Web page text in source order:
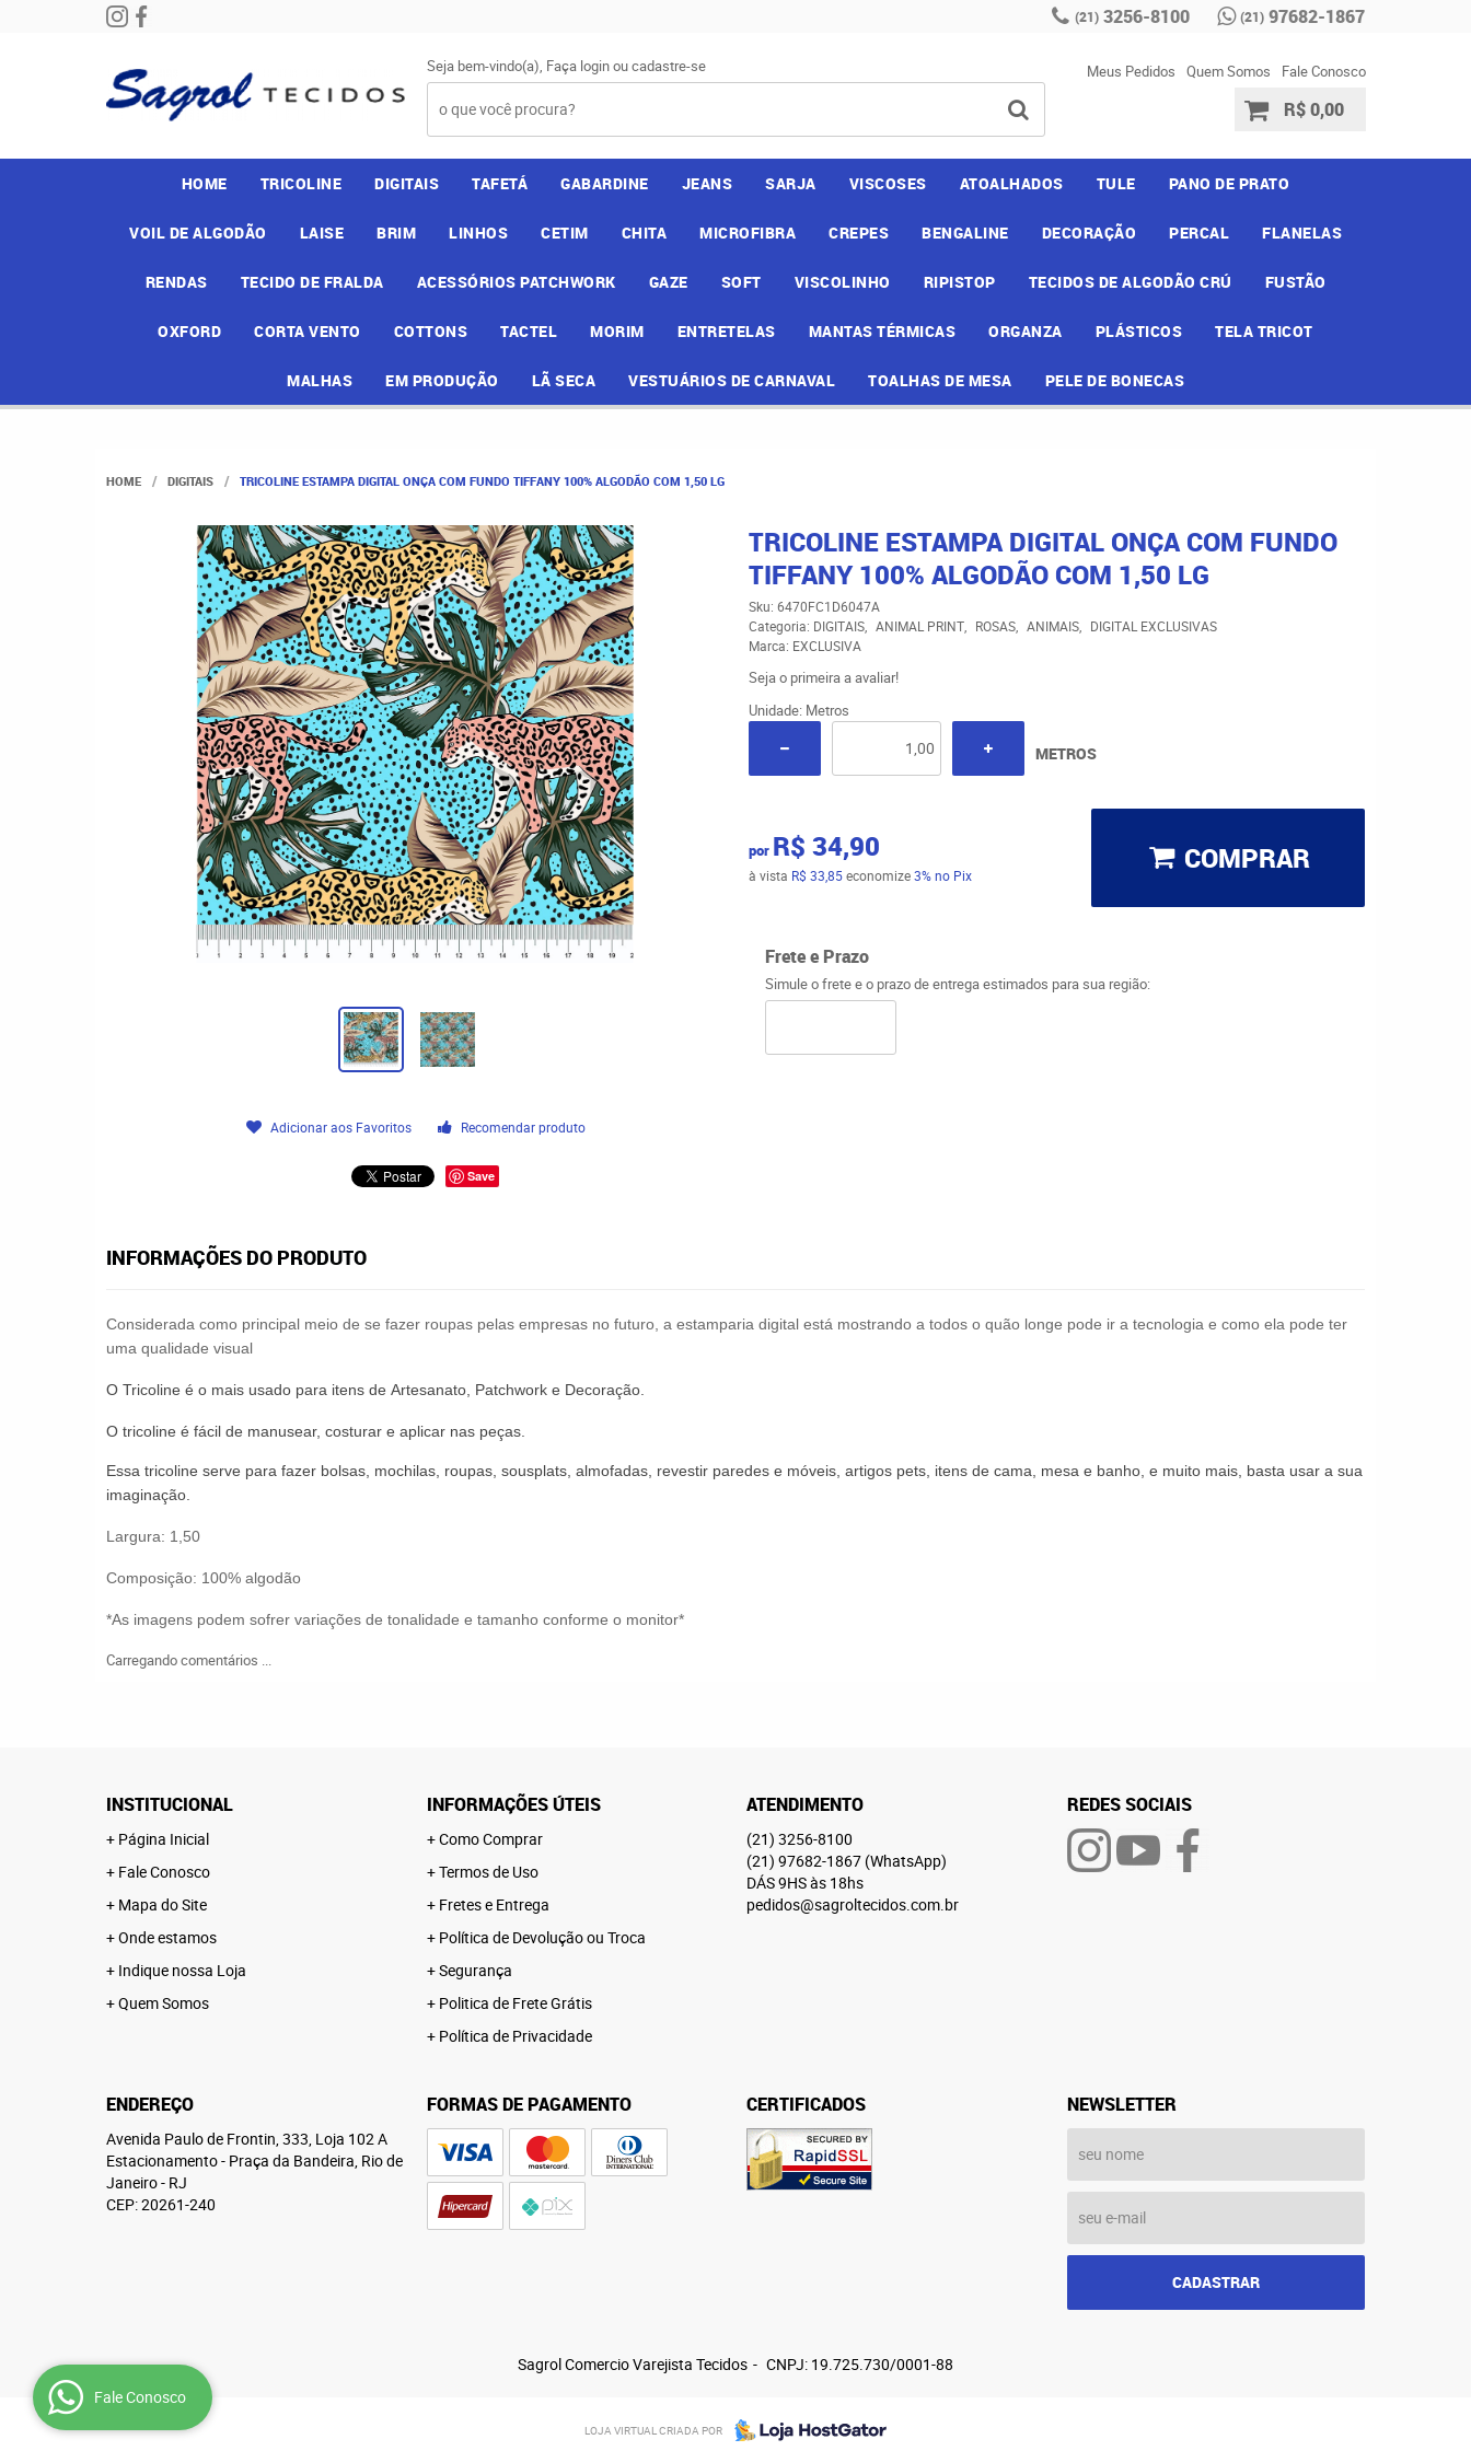
(21) 3256-8100 (21) 97682-1867
Seja bem-vindo(a), Faça loginoucadastre-se Meus Pedidos Quem Somos Fale Conosco
R$ 0,00
HOME TRICOLINE DIGITAIS TAFETÁ GABARDINE JEANS SARJA VISCOSES ATOALHADOS TULE PANO DE PRATO
VOIL DE ALGODÃO LAISE BRIM LINHOS CETIM CHITA MICROFIBRA CREPES BENGALINE DECORAÇÃO PERCAL FLANELAS
RENDAS TECIDO DE FRALDA ACESSÓRIOS PATCHWORK GAZE SOFT VISCOLINHO RIPISTOP TECIDOS DE ALGODÃO CRÚ FUSTÃO
OXFORD CORTA VENTO COTTONS TACTEL MORIM ENTRETELAS MANTAS TÉRMICAS ORGANZA PLÁSTICOS TELA TRICOT
MALHAS EM PRODUÇÃO LÃ SECA VESTUÁRIOS DE CARNAVAL TOALHAS DE MESA PELE DE BONECAS
HOME DIGITAIS TRICOLINE ESTAMPA DIGITAL ONÇA COM FUNDO TIFFANY 100% ALGODÃO COM 1,50 LG
Adicionar aos Favoritos Recomendar produto
Save
TRICOLINE ESTAMPA DIGITAL ONÇA COM FUNDO
TIFFANY 100% ALGODÃO COM 1,50 LG
Sku: 6470FC1D6047A
Categoria: DIGITAIS ANIMAL PRINT ROSAS ANIMAIS
DIGITAL EXCLUSIVAS
Marca: EXCLUSIVA
Seja o primeira a avaliar!
Unidade: Metros
METROS
por R$ 34,90
à vista R$ 33,85economize3% no Pix COMPRAR
Frete e Prazo
Simule o frete e o prazo de entrega estimados para sua região:
INFORMAÇÕES DO PRODUTO
Considerada como principal meio de se fazer roupas pelas empresas no futuro, a estamparia digital está mostrando a todos o quão longe pode ir a tecnologia e como ela pode ter
uma qualidade visual
O Tricoline é o mais usado para itens de Artesanato Patchwork e Decoração
O tricoline é fácil de manusear, costurar e aplicar nas peças.
Essa tricoline serve para fazer bolsas, mochilas, roupas, sousplats, almofadas, revestir paredes e móveis, artigos pets, itens de cama, mesa e banho, e muito mais, basta usar a sua
imaginação.
Largura: 1,50
Composição: 100% algodão
*As imagens podem sofrer variações de tonalidade e tamanho conforme o monitor*
Carregando comentários ...
INSTITUCIONAL
Página Inicial
Fale Conosco
Mapa do Site
Onde estamos
Indique nossa Loja
Quem Somos
INFORMAÇÕES ÚTEIS
Como Comprar
Termos de Uso
Fretes e Entrega
Política de Devolução ou Troca
Segurança
Politica de Frete Grátis
Política de Privacidade
ATENDIMENTO
(21) 3256-8100
(21) 97682-1867 (WhatsApp)
DÁS 9HS às 18hs
pedidos@sagroltecidos.com.br
REDES SOCIAIS
ENDEREÇO
Avenida Paulo de Frontin, 333, Loja 102 A
Estacionamento- Praça da Bandeira, Rio de
Janeiro- RJ
CEP: 20261-240
FORMAS DE PAGAMENTO CERTIFICADOS NEWSLETTER
CADASTRAR
Sagrol Comercio Varejista Tecidos CNPJ: 19.725.730/0001-88
LOJA VIRTUAL CRIADA POR
Fale Conosco